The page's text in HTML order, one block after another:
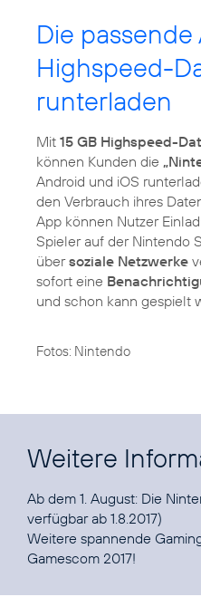
Die passende
Highspeed-
runterladen
Mit 15 GB Highspeed-
können Kunden die
Android und iOS
den Verbrauch ihres
App können Nutzer
Spieler auf der Nintendo
übersoziale Netzwerke
sofort eine
und schon kann gespielt
Fotos: Nintendo
Weitere
Ab dem 1. August: Die
verfügbar ab 1.8.2017)
Weitere spannende
Gamescom 2017!